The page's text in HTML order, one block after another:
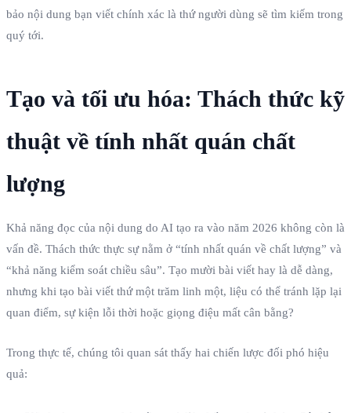
bảo nội dung bạn viết chính xác là thứ người dùng sẽ tìm kiếm trong
quý tới.
Tạo và tối ưu hóa: Thách thức kỹ
thuật về tính nhất quán chất
lượng
Khả năng đọc của nội dung do AI tạo ra vào năm 2026 không còn là
vấn đề. Thách thức thực sự nằm ở “tính nhất quán về chất lượng” và
“khả năng kiểm soát chiều sâu”. Tạo mười bài viết hay là dễ dàng,
nhưng khi tạo bài viết thứ một trăm linh một, liệu có thể tránh lặp lại
quan điểm, sự kiện lỗi thời hoặc giọng điệu mất cân bằng?
Trong thực tế, chúng tôi quan sát thấy hai chiến lược đối phó hiệu
quả: